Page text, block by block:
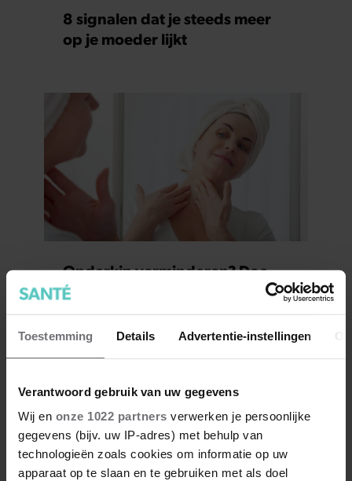
Toestemming Details Advertentie-instellingen
Verantwoord gebruik van uw gegevens
Wij en onze 1022 partners verwerken je persoonlijke
gegevens (bijv. uw IP-adres) met behulp van
technologieën zoals cookies om informatie op uw
apparaat op te slaan en te gebruiken met als doel
8 signalen dat je steeds meer
op je moeder lijkt
Onderkin verminderen? Doe
dit